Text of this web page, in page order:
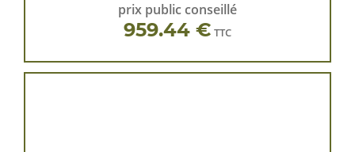
prix public conseillé
959.44 € TTC